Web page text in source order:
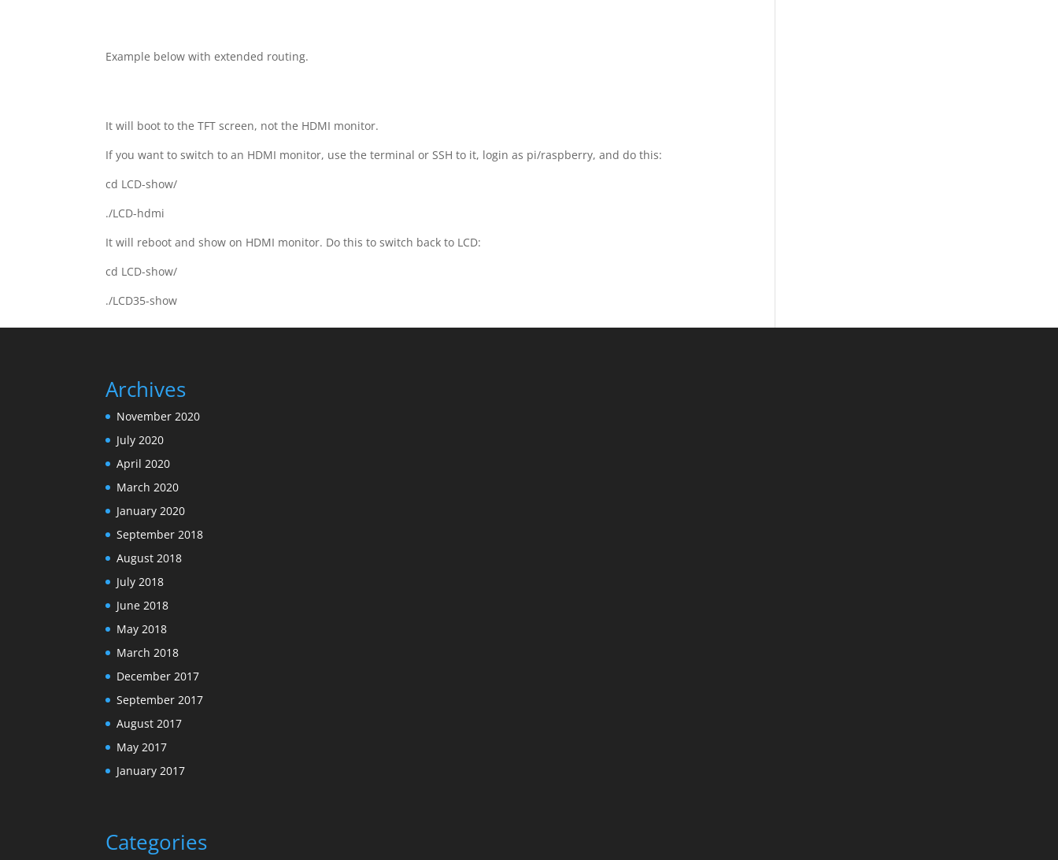
Example below with extended routing.
It will boot to the TFT screen, not the HDMI monitor.
If you want to switch to an HDMI monitor, use the terminal or SSH to it, login as pi/raspberry, and do this:
cd LCD-show/
./LCD-hdmi
It will reboot and show on HDMI monitor. Do this to switch back to LCD:
cd LCD-show/
./LCD35-show
Archives
November 2020
July 2020
April 2020
March 2020
January 2020
September 2018
August 2018
July 2018
June 2018
May 2018
March 2018
December 2017
September 2017
August 2017
May 2017
January 2017
Categories